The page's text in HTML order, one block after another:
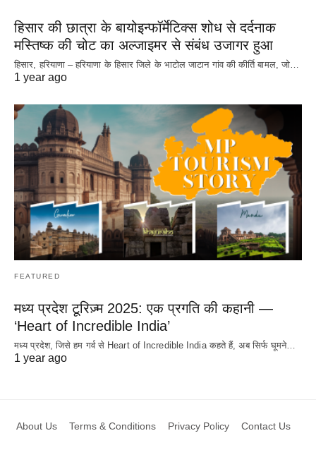
हिसार की छात्रा के बायोइन्फॉर्मेटिक्स शोध से दर्दनाक
मस्तिष्क की चोट का अल्जाइमर से संबंध उजागर हुआ
हिसार, हरियाणा – हरियाणा के हिसार जिले के भाटोल जाटान गांव की कीर्ति बामल, जो…
1 year ago
FEATURED
मध्य प्रदेश टूरिज़्म 2025: एक प्रगति की कहानी —
‘Heart of Incredible India’
मध्य प्रदेश, जिसे हम गर्व से Heart of Incredible India कहते हैं, अब सिर्फ घूमने…
1 year ago
About Us Terms & Conditions Privacy Policy Contact Us